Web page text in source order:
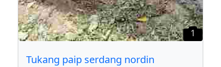
1
Tukang paip serdang nordin